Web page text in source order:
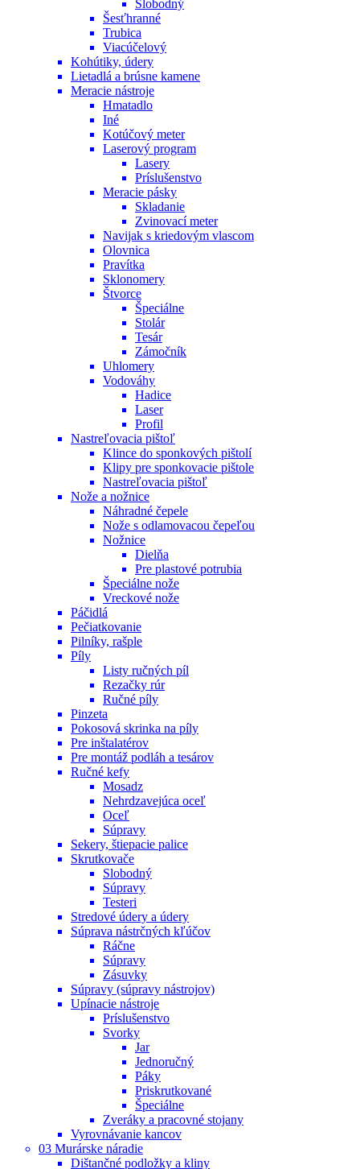
Slobodný
Šesťhranné
Trubica
Viacúčelový
Kohútiky, údery
Lietadlá a brúsne kamene
Meracie nástroje
Hmatadlo
Iné
Kotúčový meter
Laserový program
Lasery
Príslušenstvo
Meracie pásky
Skladanie
Zvinovací meter
Navijak s kriedovým vlascom
Olovnica
Pravítka
Sklonomery
Štvorce
Špeciálne
Stolár
Tesár
Zámočník
Uhlomery
Vodováhy
Hadice
Laser
Profil
Nastreľovacia pištoľ
Klince do sponkových pištolí
Klipy pre sponkovacie pištole
Nastreľovacia pištoľ
Nože a nožnice
Náhradné čepele
Nože s odlamovacou čepeľou
Nožnice
Dielňa
Pre plastové potrubia
Špeciálne nože
Vreckové nože
Páčidlá
Pečiatkovanie
Pilníky, rašple
Píly
Listy ručných píl
Rezačky rúr
Ručné píly
Pinzeta
Pokosová skrinka na píly
Pre inštalatérov
Pre montáž podláh a tesárov
Ručné kefy
Mosadz
Nehrdzavejúca oceľ
Oceľ
Súpravy
Sekery, štiepacie palice
Skrutkovače
Slobodný
Súpravy
Testeri
Stredové údery a údery
Súprava nástrčných kľúčov
Ráčne
Súpravy
Zásuvky
Súpravy (súpravy nástrojov)
Upínacie nástroje
Príslušenstvo
Svorky
Jar
Jednoručný
Páky
Priskrutkované
Špeciálne
Zveráky a pracovné stojany
Vyrovnávanie kancov
03 Murárske náradie
Dištančné podložky a kliny